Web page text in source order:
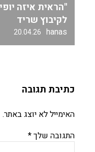
"הראית איזה
לקיבוץ שריד
hanas
20.04.26
כתיבת תגובה
האימייל לא יוצג באתר.
התגובה שלך*